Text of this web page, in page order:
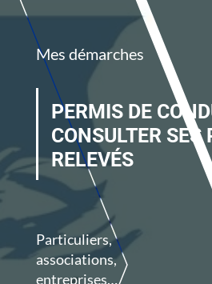
Mes démarches
PERMIS DE
CONSULTER SES
RELEVÉS
Particuliers,
associations,
entreprises…